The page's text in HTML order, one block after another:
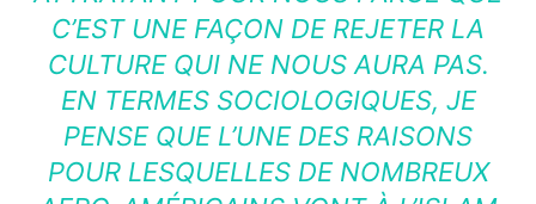
C’EST UNE FAÇON DE REJETER LA
CULTURE QUI NE NOUS AURA PAS.
EN TERMES SOCIOLOGIQUES, JE
PENSE QUE L’UNE DES RAISONS
POUR LESQUELLES DE NOMBREUX